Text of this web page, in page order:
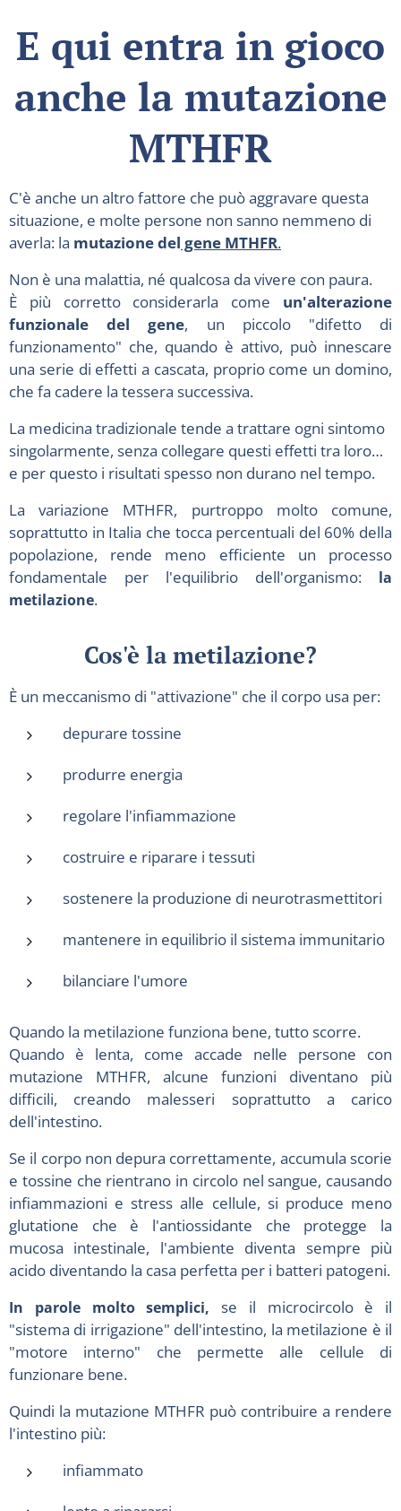
E qui entra in gioco
anche la mutazione
MTHFR
C'è anche un altro fattore che può aggravare questa
situazione, e molte persone non sanno nemmeno di
averla: la mutazione del gene MTHFR.
Non è una malattia, né qualcosa da vivere con paura.
È più corretto considerarla come un'alterazione
funzionale del gene, un piccolo "difetto di
funzionamento" che, quando è attivo, può innescare
una serie di effetti a cascata, proprio come un domino,
che fa cadere la tessera successiva.
La medicina tradizionale tende a trattare ogni sintomo
singolarmente, senza collegare questi effetti tra loro…
e per questo i risultati spesso non durano nel tempo.
La variazione MTHFR, purtroppo molto comune,
soprattutto in Italia che tocca percentuali del 60% della
popolazione, rende meno efficiente un processo
fondamentale per l'equilibrio dell'organismo: la
metilazione.
Cos'è la metilazione?
È un meccanismo di "attivazione" che il corpo usa per:
depurare tossine
produrre energia
regolare l'infiammazione
costruire e riparare i tessuti
sostenere la produzione di neurotrasmettitori
mantenere in equilibrio il sistema immunitario
bilanciare l'umore
Quando la metilazione funziona bene, tutto scorre.
Quando è lenta, come accade nelle persone con
mutazione MTHFR, alcune funzioni diventano più
difficili, creando malesseri soprattutto a carico
dell'intestino.
Se il corpo non depura correttamente, accumula scorie
e tossine che rientrano in circolo nel sangue, causando
infiammazioni e stress alle cellule, si produce meno
glutatione che è l'antiossidante che protegge la
mucosa intestinale, l'ambiente diventa sempre più
acido diventando la casa perfetta per i batteri patogeni.
In parole molto semplici, se il microcircolo è il
"sistema di irrigazione" dell'intestino, la metilazione è il
"motore interno" che permette alle cellule di
funzionare bene.
Quindi la mutazione MTHFR può contribuire a rendere
l'intestino più:
infiammato